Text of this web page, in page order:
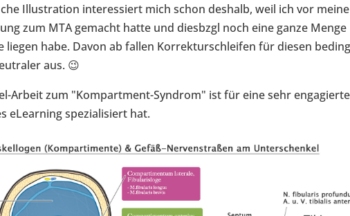
Illustration interessiert mich schon deshalb, weil ich vor
zum MTA gemacht hatte und diesbzgl noch eine ganze
liegen habe. Davon ab fallen Korrekturschleifen für diesen
aus. 😉
Arbeit zum "Kompartment-Syndrom" ist für eine sehr
eLearning spezialisiert hat.